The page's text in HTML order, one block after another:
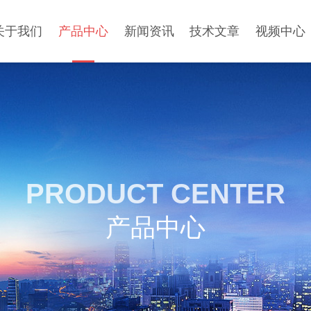
于我们 产品中心 新闻资讯 技术文章 视频中心
PRODUCT CENTER
产品中心